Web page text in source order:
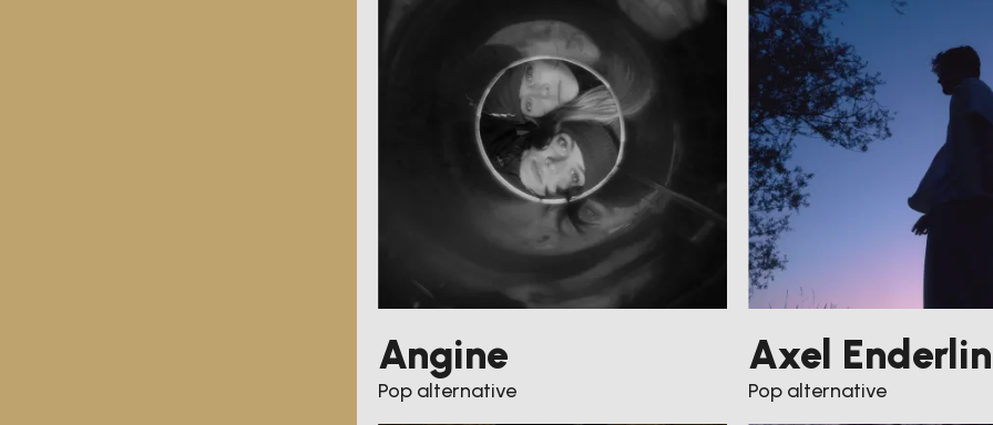
Angine
Pop alternative
Axel Enderlin
Pop alternative